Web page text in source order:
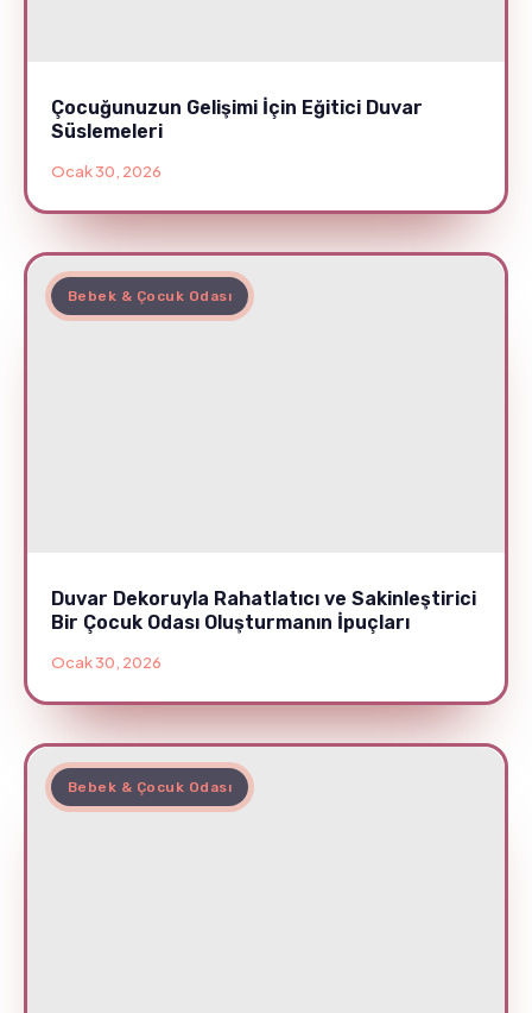
Çocuğunuzun Gelişimi İçin Eğitici Duvar
Süslemeleri
Ocak 30, 2026
Bebek & Çocuk Odası
Duvar Dekoruyla Rahatlatıcı ve Sakinleştirici
Bir Çocuk Odası Oluşturmanın İpuçları
Ocak 30, 2026
Bebek & Çocuk Odası